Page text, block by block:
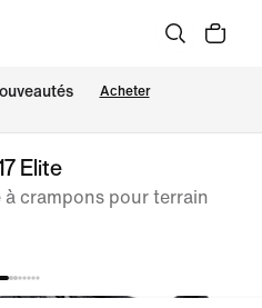
Acheter
Elite
crampons pour terrain